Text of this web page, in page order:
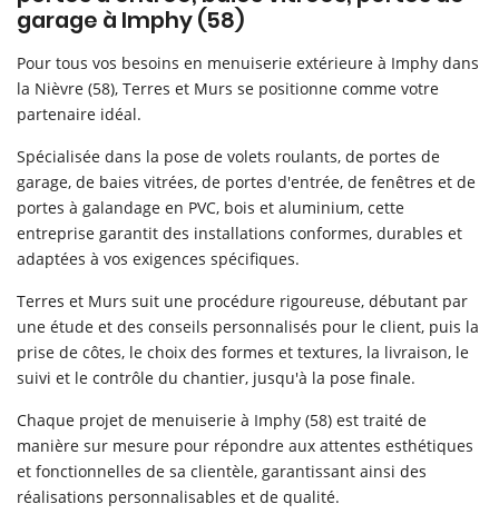
& isolation
Menuiserie
& sols
En images
Avis
Actualités
06 12 98 05
Rejoignez-
garage à Imphy (58)
Pour tous vos besoins en menuiserie extérieure à Imphy dans
la Nièvre (58), Terres et Murs se positionne comme votre
partenaire idéal.
Spécialisée dans la pose de volets roulants, de portes de
garage, de baies vitrées, de portes d'entrée, de fenêtres et de
portes à galandage en PVC, bois et aluminium, cette
entreprise garantit des installations conformes, durables et
adaptées à vos exigences spécifiques.
Terres et Murs suit une procédure rigoureuse, débutant par
une étude et des conseils personnalisés pour le client, puis la
prise de côtes, le choix des formes et textures, la livraison, le
suivi et le contrôle du chantier, jusqu'à la pose finale.
Chaque projet de menuiserie à Imphy (58) est traité de
manière sur mesure pour répondre aux attentes esthétiques
et fonctionnelles de sa clientèle, garantissant ainsi des
réalisations personnalisables et de qualité.